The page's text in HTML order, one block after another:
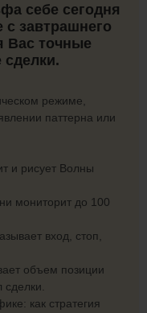
себе сегодня
с завтрашнего
Вас точные
режиме,
паттерна или
и рисует Волны
мониторит до 100
вход, стоп,
объем позиции
сделки.
как стратегия